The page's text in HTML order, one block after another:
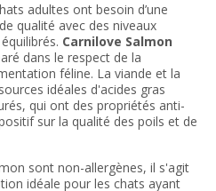
adultes ont besoin d’une
qualité avec des niveaux
Carnilove Salmon
dans le respect de la
féline. La viande et la
idéales d'acides gras
qui ont des propriétés anti-
sur la qualité des poils et de
sont non-allergènes, il s'agit
idéale pour les chats ayant